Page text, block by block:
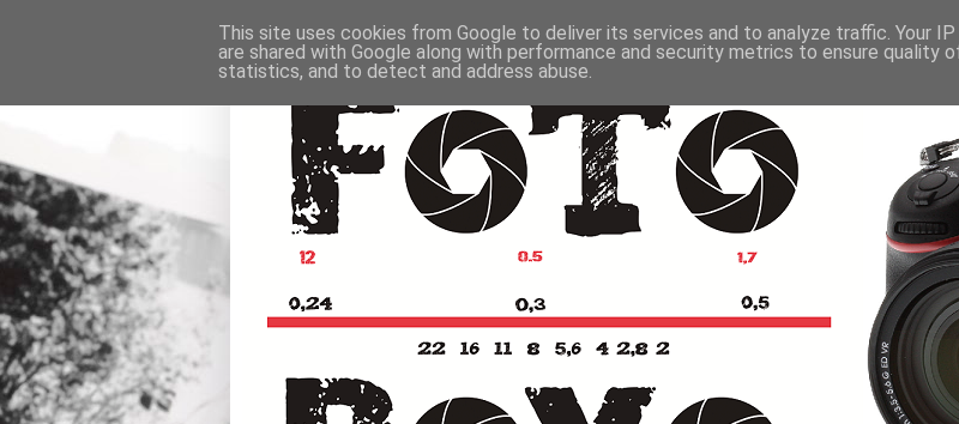
This site uses cookies from Google to deliver its services and to analyze traffic. Your
are shared with Google along with performance and security metrics to ensure quality
statistics, and to detect and address abuse.